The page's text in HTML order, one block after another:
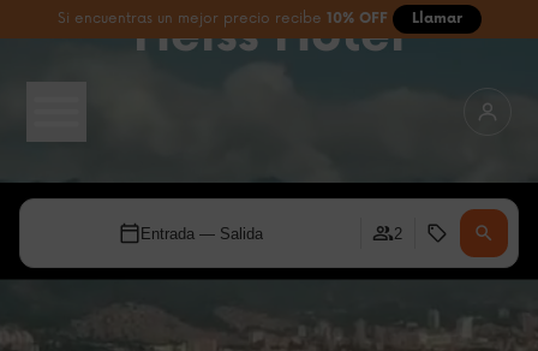
Si encuentras un mejor precio recibe 10% OFF Llamar
Heiss Hotel
Entrada — Salida 2